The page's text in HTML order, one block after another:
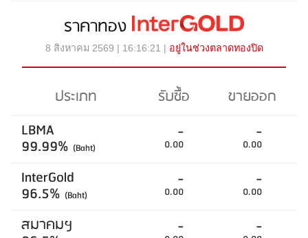
ราคาทอง
8 สิงหาคม 2569 | 16:16:21 | อยู่ในช่วงตลาดทองปิด
ประเภท รับซื้อ
ขายออก
LBMA
99.99% (Baht)
-
0.00
-
0.00
InterGold
96.5% (Baht)
-
0.00
-
0.00
สมาคมฯ - -